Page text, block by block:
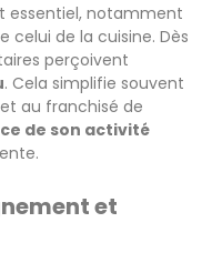
essentiel, notamment
de la cuisine. Dès
perçoivent
. Cela simplifie souvent
au franchisé de
de son activité
et